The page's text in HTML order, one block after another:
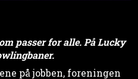
passer for alle. På Lucky
på jobben, foreningen